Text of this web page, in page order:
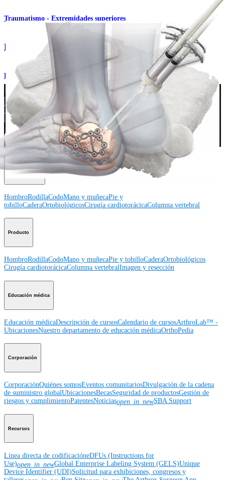
Traumatismo - Extremidades superiores
BoneSync™ Bone Void Fillers
Producto
¿Cómo podemos ayudarlo?
Contacte a un representante
Ver eventos, laboratorios y oportunidades educativas
Regístrese para recibir: ¿Qué hay de nuevo en Arthrex?
Conéctese con nosotros
Procedimiento
HombroRodillaCodoMano y muñecaPie y
tobilloCaderaOrtobiológicosCirugía cardiotorácicaColumna vertebral
Producto
HombroRodillaCodoMano y muñecaPie y tobilloCaderaOrtobiológicos
Cirugía cardiotorácicaColumna vertebralImagen y resección
Educación médica
Educación médicaDescripción de cursosCalendario de cursosArthroLab™ -
UbicacionesNuestro departamento de educación médicaOrthoPedia
Corporación
CorporaciónQuiénes somosEventos comunitariosDivulgación de la cadena
de suministro globalUbicacionesBecasSeguridad de productosGestión de
riesgos y cumplimientoPatentesNoticiasopen_in_newSBA Support
Recursos
Línea directa de codificacióneDFUs (Instructions for
Use)open_in_newGlobal Enterprise Labeling System (GELS)Unique
Device Identifier (UDI)Solicitud para exhibiciones, congresos y